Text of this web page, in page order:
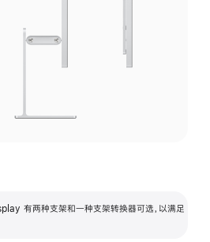
有两种支架和一种支架转换器可选，以满足